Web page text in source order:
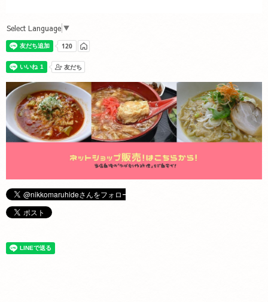
Select Language ▼